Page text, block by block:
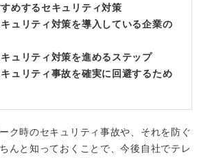
めするセキュリティ対策
ュリティ対策を導入している企業の
ュリティ対策を進めるステップ
ュリティ事故を確実に回避するため
ク時のセキュリティ事故や、それを防ぐ
んと知っておくことで、今後自社でテレ